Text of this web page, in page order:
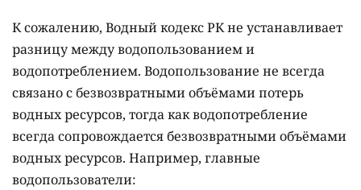
К сожалению, Водный кодекс РК не устанавливает
разницу между водопользованием и
водопотреблением. Водопользование не всегда
связано с безвозвратными объёмами потерь
водных ресурсов, тогда как водопотребление
всегда сопровождается безвозвратными объёмами
водных ресурсов. Например, главные
водопользователи: